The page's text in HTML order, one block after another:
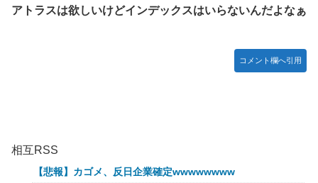
アトラスは欲しいけどインデックスはいらないんだよなぁ
コメント欄へ引用
相互RSS
【悲報】カゴメ、反日企業確定wwwwwwww